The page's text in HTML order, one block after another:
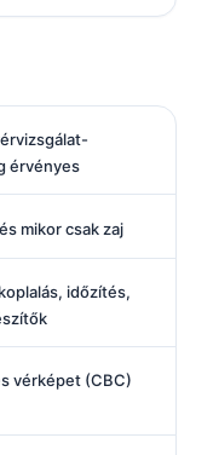
érvényes
mikor csak zaj
időzítés,
vérképet (CBC)